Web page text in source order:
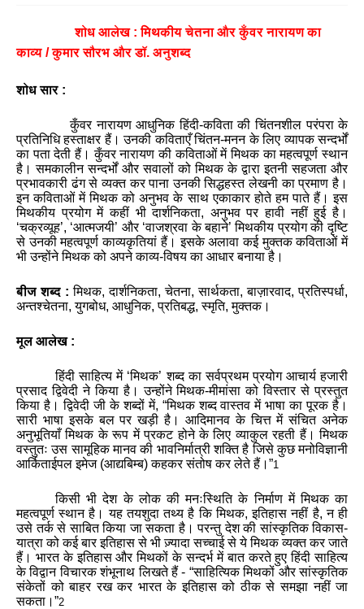
शोध आलेख:मिथकीय चेतना और कुँवर नारायण का
काव्य /कुमार सौरभ और डॉ. अनुशब्द
शोध सार :
कुँवर नारायण आधुनिक हिंदी-कविता की चिंतनशील परंपरा के
प्रतिनिधि हस्ताक्षर हैं। उनकी कविताएँ चिंतन-मनन के लिए व्यापक सन्दर्भों
का पता देती हैं । कुँवर नारायण की कविताओं में मिथक का महत्वपूर्ण स्थान
है । समकालीन सन्दर्भों और सवालों को मिथक के द्वारा इतनी सहजता और
प्रभावकारी ढंग से व्यक्त कर पाना उनकी सिद्धहस्त लेखनी का प्रमाण है ।
इन कविताओं में मिथक को अनुभव के साथ एकाकार होते हम पाते हैं। इस
मिथकीय प्रयोग में कहीं भी दार्शनिकता, अनुभव पर हावी नहीं हुई है ।
‘चक्रव्यूह’, ‘आत्मजयी’ और‘वाजश्रवा के बहाने’ मिथकीय प्रयोग की दृष्टि
से उनकी महत्वपूर्ण काव्यकृतियां हैं। इसके अलावा कई मुक्तक कविताओं में
भी उन्होंने मिथक को अपने काव्य-विषय का आधार बनाया है ।
बीज शब्द : मिथक,दार्शनिकता,चेतना,सार्थकता,बाज़ारवाद,प्रतिस्पर्धा,
अन्तश्चेतना,युगबोध, आधुनिक,प्रतिबद्ध,स्मृति,मुक्तक।
मूल आलेख :
हिंदी साहित्य में ‘मिथक’ शब्द का सर्वप्रथम प्रयोग आचार्य हजारी
प्रसाद द्विवेदी ने किया है। उन्होंने मिथक-मीमांसा को विस्तार से प्रस्तुत
किया है। द्विवेदी जी के शब्दों में, “मिथक शब्द वास्तव में भाषा का पूरक है ।
सारी भाषा इसके बल पर खड़ी है । आदिमानव के चित्त में संचित अनेक
अनुभूतियाँ मिथक के रूप में प्रकट होने के लिए व्याकुल रहती हैं। मिथक
वस्तुतः उस सामूहिक मानव की भावनिर्मात्री शक्ति है जिसे कुछ मनोविज्ञानी
आर्किताईपल इमेज(आद्यबिम्ब)कहकर संतोष कर लेते हैं। ”1
किसी भी देश के लोक की मनःस्थिति के निर्माण में मिथक का
महत्वपूर्ण स्थान है । यह तयशुदा तथ्य है कि मिथक,इतिहास नहीं है,न ही
उसे तर्क से साबित किया जा सकता है। परन्तु देश की सांस्कृतिक विकास-
यात्रा को कई बार इतिहास से भी ज़्यादा सच्चाई से ये मिथक व्यक्त कर जाते
हैं । भारत के इतिहास और मिथकों के सन्दर्भ में बात करते हुए हिंदी साहित्य
के विद्वान विचारक शंभूनाथ लिखते हैं - “साहित्यिक मिथकों और सांस्कृतिक
संकेतों को बाहर रख कर भारत के इतिहास को ठीक से समझा नहीं जा
सकता । ”2